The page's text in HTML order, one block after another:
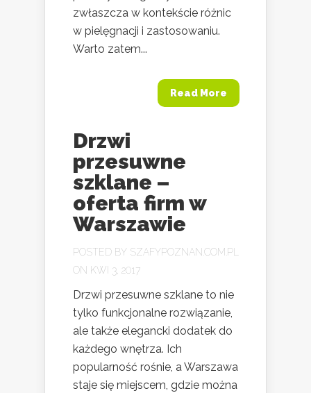
zwłaszcza w kontekście różnic
w pielęgnacji i zastosowaniu.
Warto zatem...
Read More
Drzwi
przesuwne
szklane –
oferta firm w
Warszawie
POSTED BY SZAFYPOZNAN.COM.PL
ON KWI 3, 2017
Drzwi przesuwne szklane to nie
tylko funkcjonalne rozwiązanie,
ale także elegancki dodatek do
każdego wnętrza. Ich
popularność rośnie, a Warszawa
staje się miejscem, gdzie można